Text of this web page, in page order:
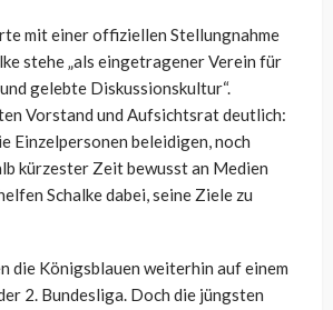
mit einer offiziellen Stellungnahme
stehe „als eingetragener Verein für
gelebte Diskussionskultur“.
Vorstand und Aufsichtsrat deutlich:
Einzelpersonen beleidigen, noch
kürzester Zeit bewusst an Medien
Schalke dabei, seine Ziele zu
die Königsblauen weiterhin auf einem
2. Bundesliga. Doch die jüngsten